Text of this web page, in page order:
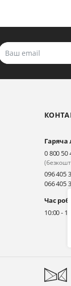
Гаряча
0 800 50
096 405
066 405
Час
10:00 -